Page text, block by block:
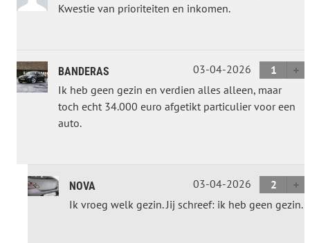
Kwestie van prioriteiten en inkomen.
BANDERAS 03-04-2026
1
Ik heb geen gezin en verdien alles alleen, maar
toch echt 34.000 euro afgetikt particulier voor een
auto.
NOVA 03-04-2026
2
Ik vroeg welk gezin. Jij schreef: ik heb geen gezin.